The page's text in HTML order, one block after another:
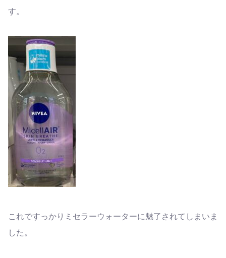
す。
これですっかりミセラーウォーターに魅了されてしまいま
した。